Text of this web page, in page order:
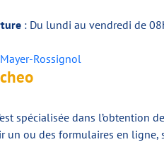
: Du lundi au vendredi de
Rossignol
spécialisée dans l’obtention
un ou des formulaires en ligne,